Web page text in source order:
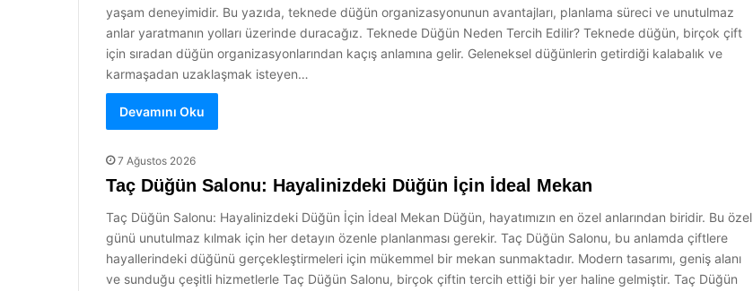
yaşam deneyimidir. Bu yazıda, teknede düğün organizasyonunun avantajları, planlama süreci ve unutulmaz
anlar yaratmanın yolları üzerinde duracağız. Teknede Düğün Neden Tercih Edilir? Teknede düğün, birçok çift
için sıradan düğün organizasyonlarından kaçış anlamına gelir. Geleneksel düğünlerin getirdiği kalabalık ve
karmaşadan uzaklaşmak isteyen…
Devamını Oku
7 Ağustos 2026
Taç Düğün Salonu: Hayalinizdeki Düğün İçin İdeal Mekan
Taç Düğün Salonu: Hayalinizdeki Düğün İçin İdeal Mekan Düğün, hayatımızın en özel anlarından biridir. Bu özel
günü unutulmaz kılmak için her detayın özenle planlanması gerekir. Taç Düğün Salonu, bu anlamda çiftlere
hayallerindeki düğünü gerçekleştirmeleri için mükemmel bir mekan sunmaktadır. Modern tasarımı, geniş alanı
ve sunduğu çeşitli hizmetlerle Taç Düğün Salonu, birçok çiftin tercih ettiği bir yer haline gelmiştir. Taç Düğün